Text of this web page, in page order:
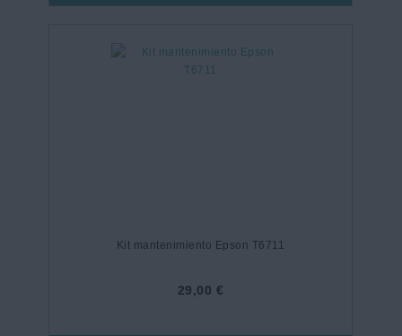
Kit mantenimiento Epson T6711
29,00 €